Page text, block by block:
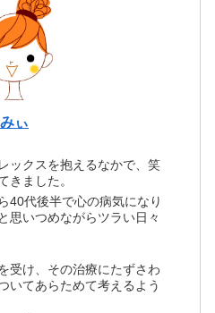
みぃ
ックスを抱えるなかで、笑
きました。
40代後半で心の病気になり
思いつめながらツラい日々
受け、その治療にたずさわ
いてあらためて考えるよう